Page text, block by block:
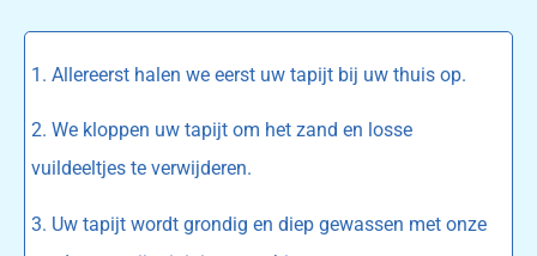
1. Allereerst halen we eerst uw tapijt bij uw thuis op.
2. We kloppen uw tapijt om het zand en losse
vuildeeltjes te verwijderen.
3. Uw tapijt wordt grondig en diep gewassen met onze